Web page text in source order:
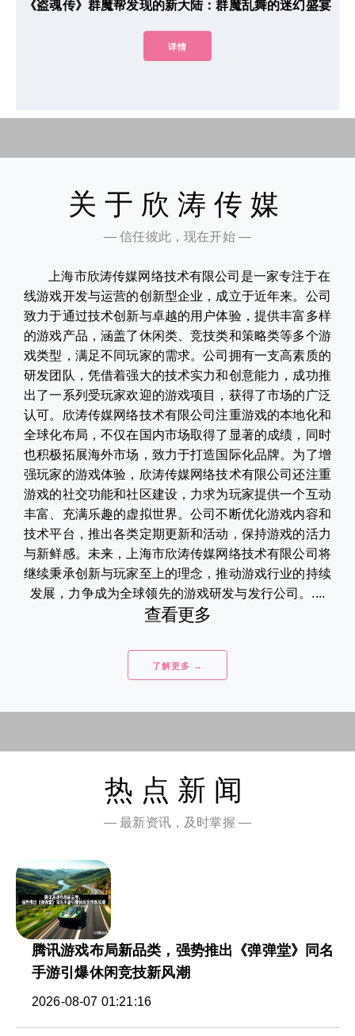
《盗魂传》群魔帮发现的新大陆：群魔乱舞的迷幻盛宴
详情
关于欣涛传媒
— 信任彼此，现在开始 —
上海市欣涛传媒网络技术有限公司是一家专注于在
线游戏开发与运营的创新型企业，成立于近年来。公司
致力于通过技术创新与卓越的用户体验，提供丰富多样
的游戏产品，涵盖了休闲类、竞技类和策略类等多个游
戏类型，满足不同玩家的需求。公司拥有一支高素质的
研发团队，凭借着强大的技术实力和创意能力，成功推
出了一系列受玩家欢迎的游戏项目，获得了市场的广泛
认可。欣涛传媒网络技术有限公司注重游戏的本地化和
全球化布局，不仅在国内市场取得了显著的成绩，同时
也积极拓展海外市场，致力于打造国际化品牌。为了增
强玩家的游戏体验，欣涛传媒网络技术有限公司还注重
游戏的社交功能和社区建设，力求为玩家提供一个互动
丰富、充满乐趣的虚拟世界。公司不断优化游戏内容和
技术平台，推出各类定期更新和活动，保持游戏的活力
与新鲜感。未来，上海市欣涛传媒网络技术有限公司将
继续秉承创新与玩家至上的理念，推动游戏行业的持续
发展，力争成为全球领先的游戏研发与发行公司。....
查看更多
了解更多 →
热点新闻
— 最新资讯，及时掌握 —
腾讯游戏布局新品类，强势推出《弹弹堂》同名
手游引爆休闲竞技新风潮
2026-08-07 01:21:16